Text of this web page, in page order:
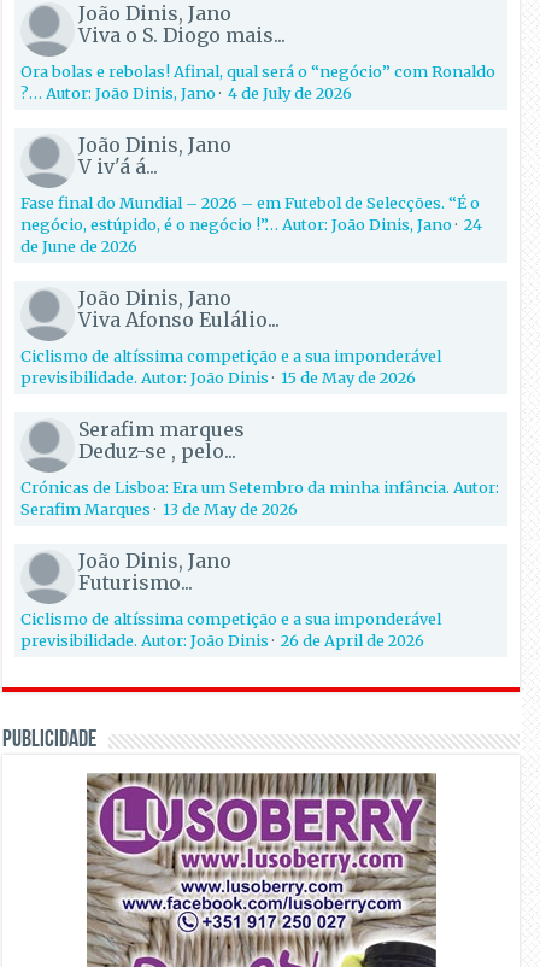
João Dinis, Jano
Viva o S. Diogo mais...
Ora bolas e rebolas! Afinal, qual será o “negócio” com Ronaldo
?… Autor: João Dinis, Jano·4 de July de 2026
João Dinis, Jano
V iv'á á...
Fase final do Mundial – 2026 – em Futebol de Selecções. “É o
negócio, estúpido, é o negócio !”… Autor: João Dinis, Jano·24
de June de 2026
João Dinis, Jano
Viva Afonso Eulálio...
Ciclismo de altíssima competição e a sua imponderável
previsibilidade. Autor: João Dinis·15 de May de 2026
Serafim marques
Deduz-se , pelo...
Crónicas de Lisboa: Era um Setembro da minha infância. Autor:
Serafim Marques·13 de May de 2026
João Dinis, Jano
Futurismo...
Ciclismo de altíssima competição e a sua imponderável
previsibilidade. Autor: João Dinis·26 de April de 2026
PUBLICIDADE